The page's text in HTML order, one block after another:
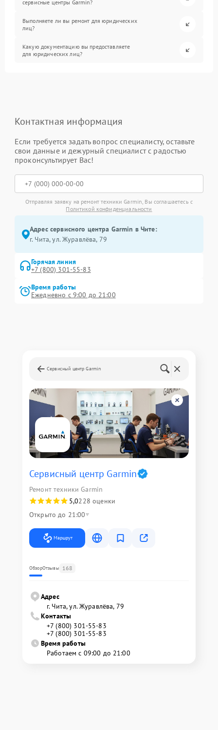
сервисные центры Garmin?
Выполняете ли вы ремонт для юридических
лиц?
Какую документацию вы предоставляете
для юридических лиц?
Контактная информация
Если требуется задать вопрос специалисту, оставьте
свои данные и дежурный специалист с радостью
проконсультирует Вас!
Отправляя заявку на ремонт техники Garmin, Вы соглашаетесь с
Политикой конфиденциальности
Адрес сервисного центра Garmin в Чите:
г. Чита, ул. Журавлёва, 79
Горячая линия
+7 (800) 301-55-83
Время работы
Ежедневно с 9:00 до 21:00
Сервисный центр Garmin
Сервисный центр Garmin
Ремонт техники Garmin
5,0228 оценки
Открыто до 21:00
Маршрут
ОбзорОтзывы 168
Адрес
г. Чита, ул. Журавлёва, 79
Контакты
+7 (800) 301-55-83
+7 (800) 301-55-83
Время работы
Работаем с 09:00 до 21:00